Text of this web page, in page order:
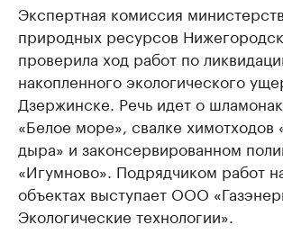
Экспертная комиссия
природных ресурсов
проверила ход работ по
накопленного экологического
Дзержинске. Речь идет о
«Белое море», свалке химотходов
дыра» и законсервированном
«Игумново». Подрядчиком работ
объектах выступает ООО
Экологические технологии».